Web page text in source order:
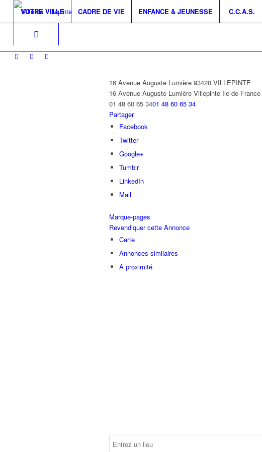
VOTRE VILLE CADRE DE VIE ENFANCE & JEUNESSE C.C.A.S.
16 Avenue Auguste Lumière 93420 VILLEPINTE
16 Avenue Auguste Lumière Villepinte Île-de-France
01 48 60 65 3401 48 60 65 34
Partager
Facebook
Twitter
Google+
Tumblr
LinkedIn
Mail
Marque-pages
Revendiquer cette Annonce
Carte
Annonces similaires
A proximité